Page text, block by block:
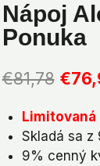
Nápoj
Ponuka
€81,78
bola:
€
Limitovaná
Skladá sa z
9% cenný